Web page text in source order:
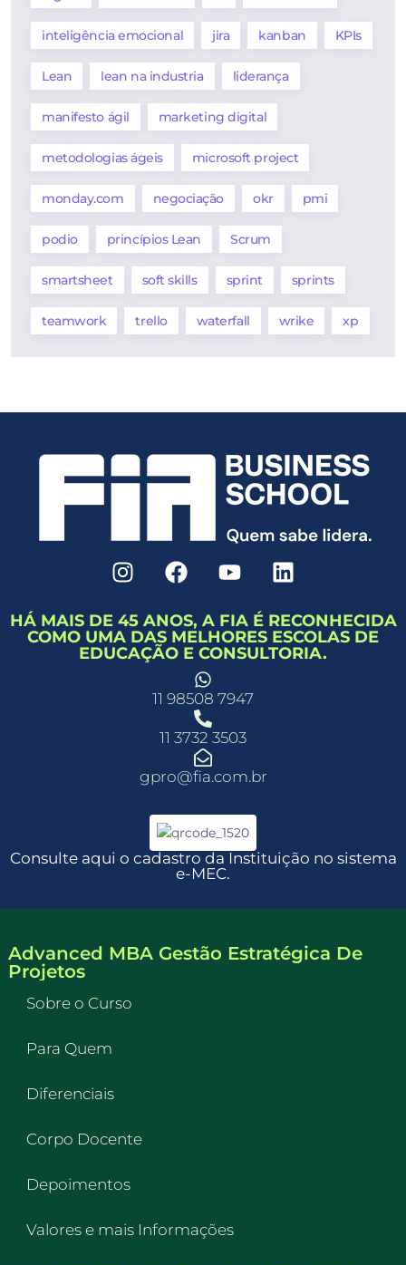
inteligência emocional jira kanban KPIs
Lean lean na industria liderança
manifesto ágil marketing digital
metodologias ágeis microsoft project
monday.com negociação okr pmi
podio princípios Lean Scrum
smartsheet soft skills sprint sprints
teamwork trello waterfall wrike xp
HÁ MAIS DE 45 ANOS, A FIA É RECONHECIDA
COMO UMA DAS MELHORES ESCOLAS DE
EDUCAÇÃO E CONSULTORIA.
11 98508 7947
11 3732 3503
gpro@fia.com.br
Consulte aqui o cadastro da Instituição no sistema
e-MEC.
Advanced MBA Gestão Estratégica De
Projetos
Sobre o Curso
Para Quem
Diferenciais
Corpo Docente
Depoimentos
Valores e mais Informações